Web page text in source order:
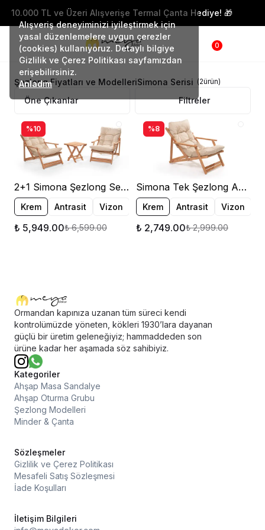
Alışveriş deneyiminizi iyileştirmek için
yasal düzenlemelere uygun çerezler
(cookies) kullanıyoruz. Detaylı bilgiye
Gizlilik ve Çerez Politikası sayfamızdan
erişebilirsiniz.
Anladım
Alışverişe Termal Çanta Hediye! 🎁 10.000 TL
0
Şezlong Fiyatları ve ModelleriSimona Serisi (2ürün)
Filtreler
%10
2+1 Simona Şezlong Seti Ahşap Bahçe Balkon Teras Şezlong
Krem Antrasit Vizon
₺ 5,949.00₺ 6,599.00
%8
Simona Tek Şezlong Ahşap Bahçe Balkon Teras Şezlong
Krem Antrasit Vizon
₺ 2,749.00₺ 2,999.00
Ormandan kapınıza uzanan tüm süreci kendi
kontrolümüzde yöneten, kökleri 1930’lara dayanan
güçlü bir üretim geleneğiyiz; hammaddeden son
ürüne kadar her aşamada söz sahibiyiz.
Kategoriler
Ahşap Masa Sandalye
Ahşap Oturma Grubu
Şezlong Modelleri
Minder & Çanta
Sözleşmeler
Gizlilik ve Çerez Politikası
Mesafeli Satış Sözleşmesi
İade Koşulları
İletişim Bilgileri